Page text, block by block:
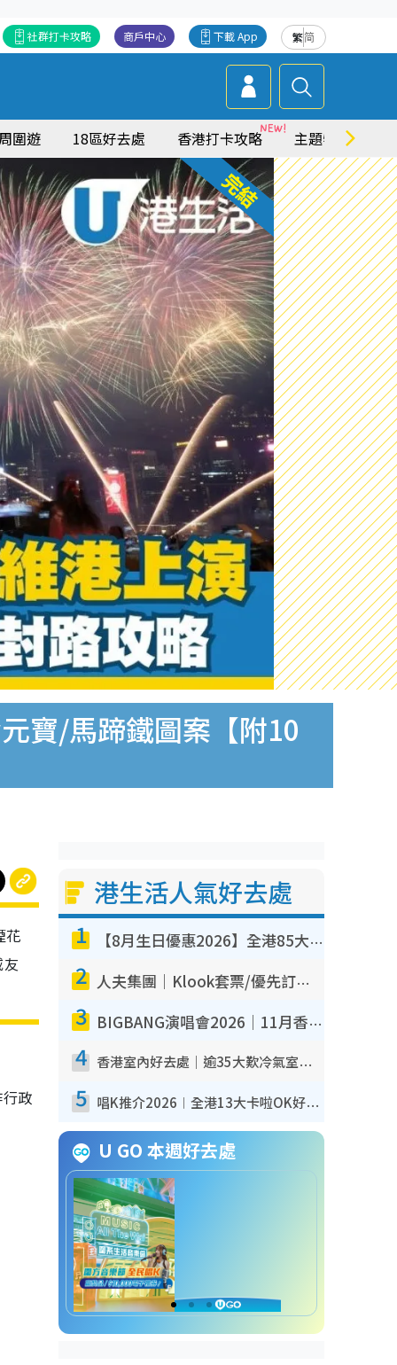
繁简
下載 App
商戶中心
社群打卡攻略
圍遊 18區好去處 香港打卡攻略 主題特集
寶/馬蹄鐵圖案【附10
花
政
港生活人氣好去處
1 【8月生日優惠2026】全港85大食買玩著數攻略 自助餐/火鍋放題同行免費＋誠品/DONKI送現金券
2 人夫集團｜Klook套票/優先訂票/公開發售搶飛攻略！附票價.購票連結.場地座位表
3 BIGBANG演唱會2026｜11月香港啟德開3場！實名制VIP申請、優先購票攻略
4 香港室內好去處｜逾35大歎冷氣室內好去處推介 室內活動免費避雨無懼落雨
5 唱K推介2026︱全港13大卡啦OK好去處！最平$36起 日文K都有！(附地址+收費詳情)
U GO 本週好去處